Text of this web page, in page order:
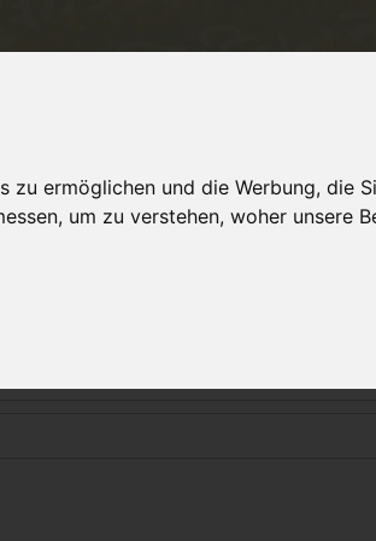
ermöglichen und die Werbung, die
um zu verstehen, woher unsere